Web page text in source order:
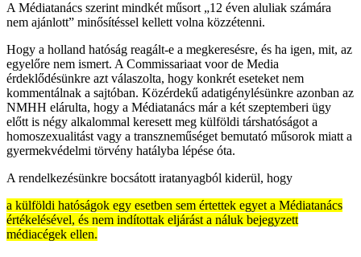
A Médiatanács szerint mindkét műsort „12 éven aluliak számára
nem ajánlott” minősítéssel kellett volna közzétenni.
Hogy a holland hatóság reagált-e a megkeresésre, és ha igen, mit, az
egyelőre nem ismert. A Commissariaat voor de Media
érdeklődésünkre azt válaszolta, hogy konkrét eseteket nem
kommentálnak a sajtóban. Közérdekű adatigénylésünkre azonban az
NMHH elárulta, hogy a Médiatanács már a két szeptemberi ügy
előtt is négy alkalommal keresett meg külföldi társhatóságot a
homoszexualitást vagy a transzneműséget bemutató műsorok miatt a
gyermekvédelmi törvény hatályba lépése óta.
A rendelkezésünkre bocsátott iratanyagból kiderül, hogy
a külföldi hatóságok egy esetben sem értettek egyet a Médiatanács
értékelésével, és nem indítottak eljárást a náluk bejegyzett
médiacégek ellen.